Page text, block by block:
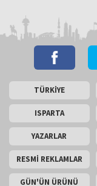
TÜRKİYE
ISPARTA
YAZARLAR
RESMİ REKLAMLAR
GÜN'ÜN ÜRÜNÜ